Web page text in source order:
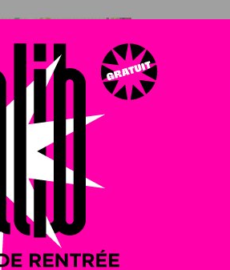
Laur,
chic et
ouvrira
au niveau 0 et en